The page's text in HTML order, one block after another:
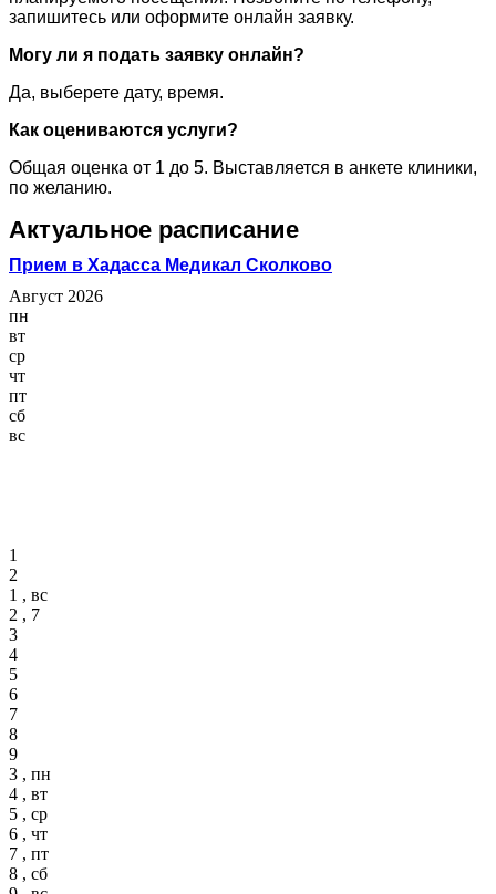
запишитесь или оформите онлайн заявку.
Могу ли я подать заявку онлайн?
Да, выберете дату, время.
Как оцениваются услуги?
Общая оценка от 1 до 5. Выставляется в анкете клиники,
по желанию.
Актуальное расписание
Прием в Хадасса Медикал Сколково
Август 2026
пн
вт
ср
чт
пт
сб
вс
1
2
1 , вс
2 , 7
3
4
5
6
7
8
9
3 , пн
4 , вт
5 , ср
6 , чт
7 , пт
8 , сб